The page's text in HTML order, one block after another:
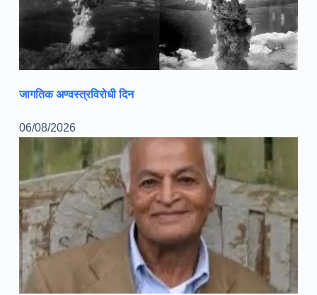
जागतिक अण्वस्त्रविरोधी दिन
06/08/2026